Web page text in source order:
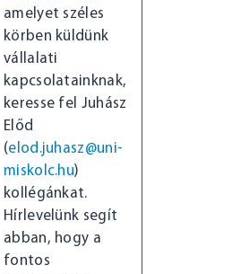
amelyet széles
körben küldünk
vállalati
kapcsolatainknak,
keresse fel Juhász
Előd
(elod.juhasz@uni-
miskolc.hu)
kollégánkat.
Hírlevelünk segít
abban, hogy a
fontos